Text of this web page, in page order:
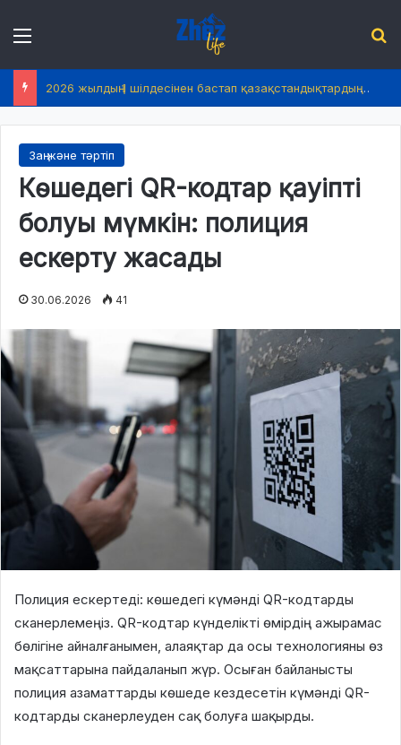
2026 жылдың 1 шілдесінен бастап қазақстандықтардың өмірінде не өзгереді?
Заң және тәртіп
Көшедегі QR-кодтар қауіпті
болуы мүмкін: полиция
ескерту жасады
30.06.2026 41
Полиция ескертеді: көшедегі күмәнді QR-кодтарды
сканерлемеңіз. QR-кодтар күнделікті өмірдің ажырамас
бөлігіне айналғанымен, алаяқтар да осы технологияны өз
мақсаттарына пайдаланып жүр. Осыған байланысты
полиция азаматтарды көшеде кездесетін күмәнді QR-
кодтарды сканерлеуден сақ болуға шақырды.